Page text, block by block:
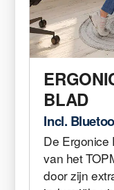
BLAD
Incl.
De Ergonice
van het
door zijn